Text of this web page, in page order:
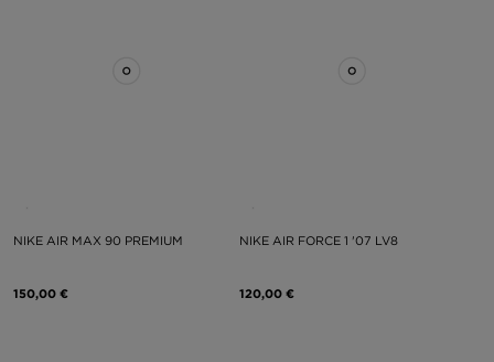
NIKE AIR MAX 90 PREMIUM
150,00 €
NIKE AIR FORCE 1 '07 LV8
120,00 €